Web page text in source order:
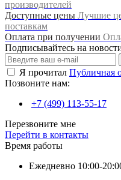
производителей
Доступные цены Лучшие
поставкам
Оплата при получении
Подписывайтесь на
Я прочитал Публичная
Позвоните нам:
+7 (499) 113-55-17
Перезвоните мне
Перейти в контакты
Время работы
Ежедневно 10:00-